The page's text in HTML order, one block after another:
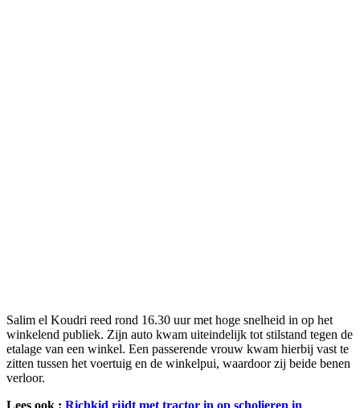
Salim el Koudri reed rond 16.30 uur met hoge snelheid in op het
winkelend publiek. Zijn auto kwam uiteindelijk tot stilstand tegen de
etalage van een winkel. Een passerende vrouw kwam hierbij vast te
zitten tussen het voertuig en de winkelpui, waardoor zij beide benen
verloor.
Lees ook : Richkid rijdt met tractor in op scholieren in